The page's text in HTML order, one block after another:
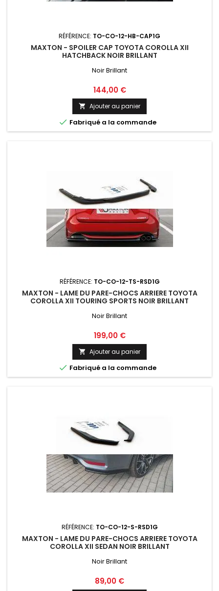
RÉFÉRENCE: TO-CO-12-HB-CAP1G
MAXTON - SPOILER CAP TOYOTA COROLLA XII
HATCHBACK NOIR BRILLANT
Noir Brillant
Prix
144,00 €
 Ajouter au panier
 Fabriqué a la commande
RÉFÉRENCE: TO-CO-12-TS-RSD1G
MAXTON - LAME DU PARE-CHOCS ARRIERE TOYOTA
COROLLA XII TOURING SPORTS NOIR BRILLANT
Noir Brillant
Prix
199,00 €
 Ajouter au panier
 Fabriqué a la commande
RÉFÉRENCE: TO-CO-12-S-RSD1G
MAXTON - LAME DU PARE-CHOCS ARRIERE TOYOTA
COROLLA XII SEDAN NOIR BRILLANT
Noir Brillant
Prix
89,00 €